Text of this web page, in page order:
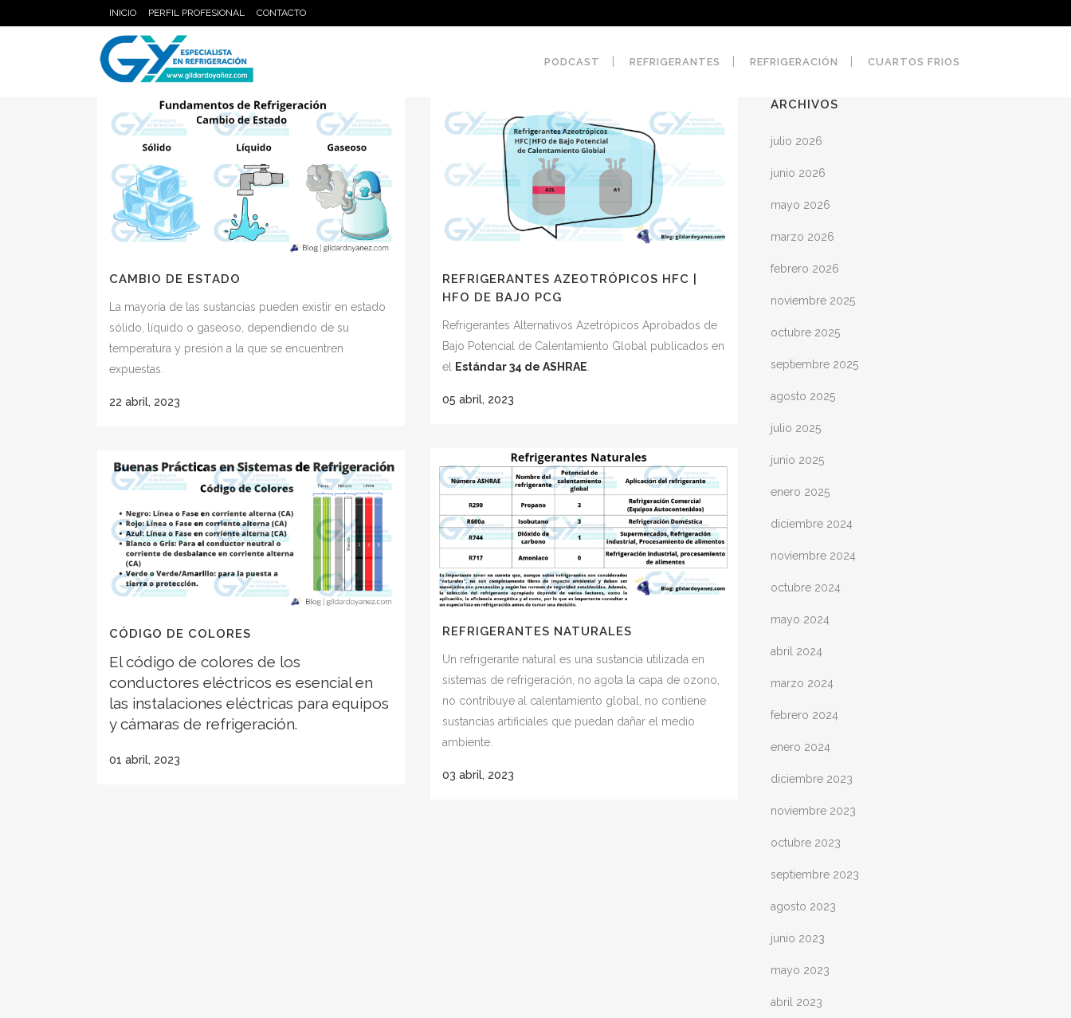
INICIO PERFIL PROFESIONAL CONTACTO
PODCAST REFRIGERANTES REFRIGERACIÓN CUARTOS FRIOS
CAMBIO DE ESTADO
La mayoría de las sustancias pueden existir en estado
sólido, líquido o gaseoso, dependiendo de su
temperatura y presión a la que se encuentren
expuestas.
22 abril, 2023
REFRIGERANTES AZEOTRÓPICOS HFC |
HFO DE BAJO PCG
Refrigerantes Alternativos Azetrópicos Aprobados de
Bajo Potencial de Calentamiento Global publicados en
el Estándar 34 de ASHRAE.
05 abril, 2023
REFRIGERANTES NATURALES
Un refrigerante natural es una sustancia utilizada en
sistemas de refrigeración, no agota la capa de ozono,
no contribuye al calentamiento global, no contiene
sustancias artificiales que puedan dañar el medio
ambiente.
03 abril, 2023
CÓDIGO DE COLORES
El código de colores de los
conductores eléctricos es esencial en
las instalaciones eléctricas para equipos
y cámaras de refrigeración.
01 abril, 2023
ARCHIVOS
julio 2026
junio 2026
mayo 2026
marzo 2026
febrero 2026
noviembre 2025
octubre 2025
septiembre 2025
agosto 2025
julio 2025
junio 2025
enero 2025
diciembre 2024
noviembre 2024
octubre 2024
mayo 2024
abril 2024
marzo 2024
febrero 2024
enero 2024
diciembre 2023
noviembre 2023
octubre 2023
septiembre 2023
agosto 2023
junio 2023
mayo 2023
abril 2023